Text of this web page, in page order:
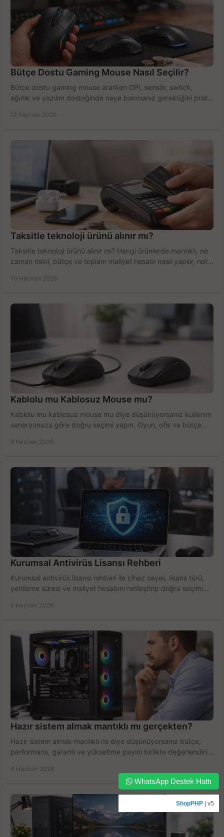
Bütçe Dostu Gaming Mouse Nasıl Seçilir?
Bütçe dostu gaming mouse ararken DPI, sensör, switch,
ağırlık ve yazılım desteğinde neye bakmanız gerektiğini pratik
12 Haziran 2026
Taksitle teknoloji ürünü alınır mı?
Taksitle teknoloji ürünü alınır mı? Hangi ürünlerde mantıklı, ne
zaman riskli, bütçe ve toplam maliyet hesabı nasıl yapılır, net
10 Haziran 2026
Kablolu mu Kablosuz Mouse mu?
Kablolu mu kablosuz mouse mu diye düşünüyorsanız kullanım
senaryonuza göre doğru seçimi yapın. Oyun, ofis ve bütçe
8 Haziran 2026
Kurumsal Antivirüs Lisansı Rehberi
Kurumsal antivirüs lisansı rehberi ile cihaz sayısı, lisans türü,
yenileme süresi ve maliyet hesabını netleştirip doğru seçimi
6 Haziran 2026
Hazır sistem almak mantıklı mı gerçekten?
Hazır sistem almak mantıklı mı diye düşünüyorsanız bütçe,
performans, garanti ve yükseltme payını birlikte değerlendirin,
4 Haziran 2026
WhatsApp Destek Hattı
ShopPHP | v5